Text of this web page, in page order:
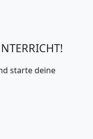
starte deine